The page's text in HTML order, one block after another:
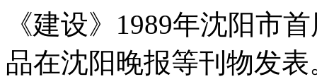
《建设》1989年沈阳市
品在沈阳晚报等刊物发